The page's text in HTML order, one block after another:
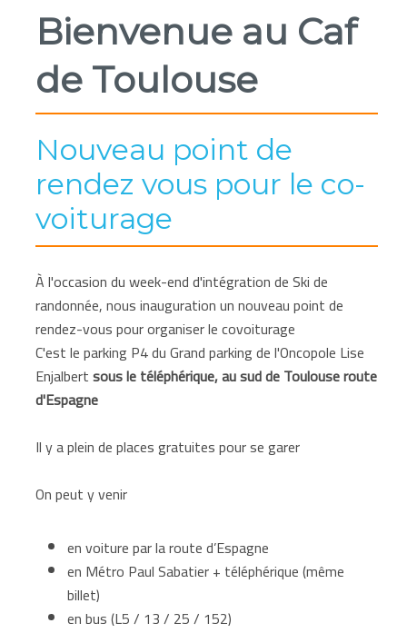
Bienvenue au Caf
de Toulouse
Nouveau point de
rendez vous pour le co-
voiturage
À l'occasion du week-end d'intégration de Ski de
randonnée, nous inauguration un nouveau point de
rendez-vous pour organiser le covoiturage
C'est le parking P4 du Grand parking de l'Oncopole Lise
Enjalbertsous le téléphérique, au sud de Toulouse route
d'Espagne
Il y a plein de places gratuites pour se garer
On peut y venir
en voiture par la route d’Espagne
en Métro Paul Sabatier + téléphérique (même
billet)
en bus (L5 / 13 / 25 / 152)